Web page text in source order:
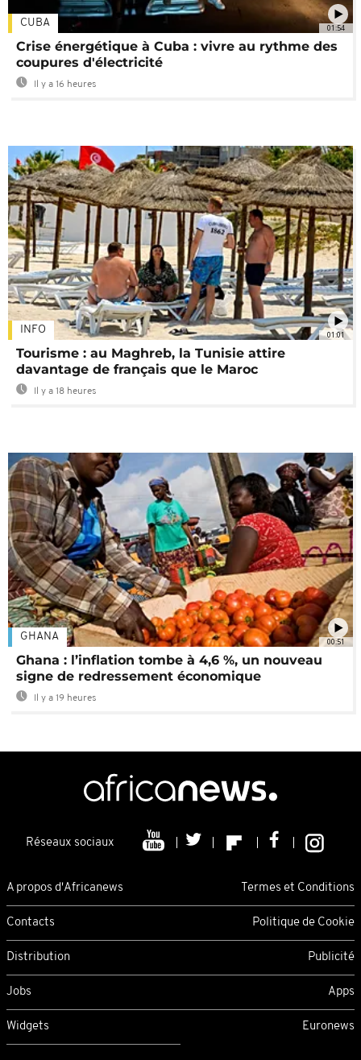
01:54
CUBA
Crise énergétique à Cuba : vivre au rythme des
coupures d'électricité
Il y a 16 heures
01:01
INFO
Tourisme : au Maghreb, la Tunisie attire
davantage de français que le Maroc
Il y a 18 heures
00:51
GHANA
Ghana : l’inflation tombe à 4,6 %, un nouveau
signe de redressement économique
Il y a 19 heures
Réseaux sociaux
A propos d'Africanews Termes et Conditions
Contacts Politique de Cookie
Distribution Publicité
Jobs Apps
Widgets Euronews